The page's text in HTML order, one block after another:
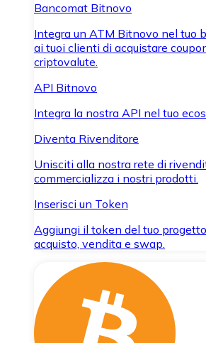
Bancomat Bitnovo
Integra un ATM Bitnovo nel tuo
ai tuoi clienti di acquistare
criptovalute.
API Bitnovo
Integra la nostra API nel tuo
Diventa Rivenditore
Unisciti alla nostra rete di
commercializza i nostri prodotti.
Inserisci un Token
Aggiungi il token del tuo
acquisto, vendita e swap.